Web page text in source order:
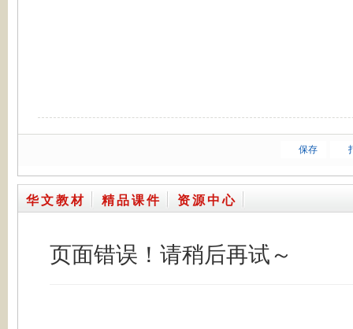
保存
华文教材 精品课件 资源中心